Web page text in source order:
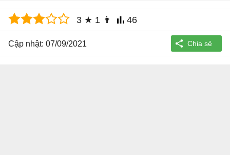
3 ★ 1 👨 46
Cập nhật: 07/09/2021